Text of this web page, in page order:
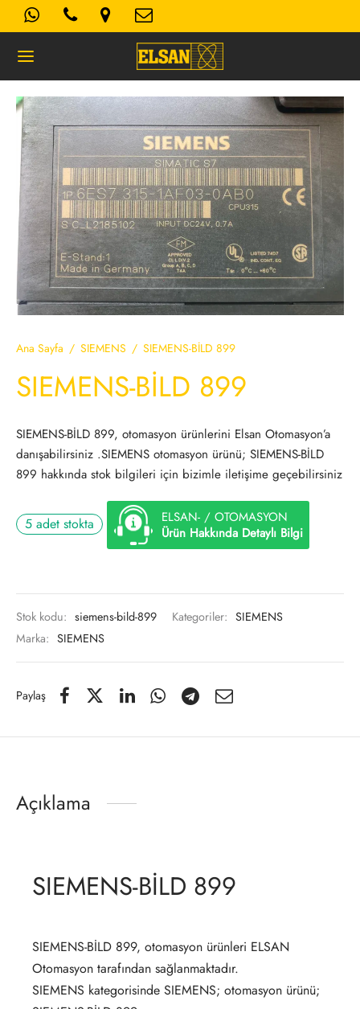
Ana Sayfa / SIEMENS / SIEMENS-BİLD 899
SIEMENS-BİLD 899
SIEMENS-BİLD 899, otomasyon ürünlerini Elsan Otomasyon’a
danışabilirsiniz .SIEMENS otomasyon ürünü; SIEMENS-BİLD
899 hakkında stok bilgileri için bizimle iletişime geçebilirsiniz
5 adet stokta
ELSAN- / OTOMASYON
Ürün Hakkında Detaylı Bilgi
Stok kodu: siemens-bild-899 Kategoriler: SIEMENS
Marka: SIEMENS
Paylaş
Açıklama
SIEMENS-BİLD 899
SIEMENS-BİLD 899, otomasyon ürünleri ELSAN
Otomasyon tarafından sağlanmaktadır.
SIEMENS kategorisinde SIEMENS; otomasyon ürünü;
Geri
AYDINLATMA METNI
Koşulları
Politikası